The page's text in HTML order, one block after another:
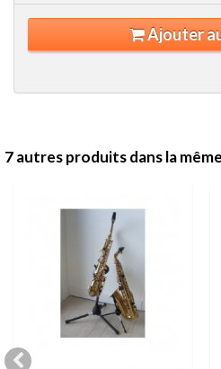
Ajouter
7 autres produits dans la